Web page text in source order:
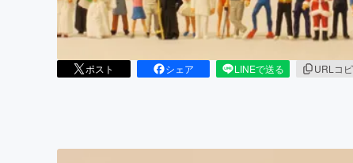
ポスト シェア LINEで送る URLコ